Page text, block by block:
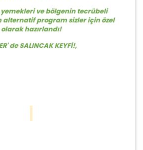
yemekleri ve bölgenin tecrübeli
alternatif program sizler için özel
olarak hazırlandı!
de SALINCAK KEYFİ!,